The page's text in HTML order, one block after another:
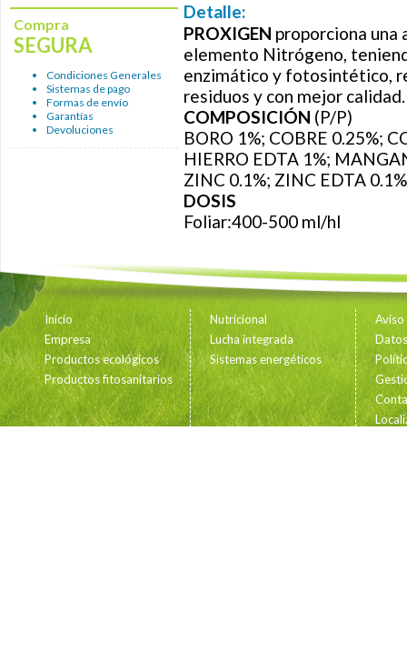
Compra
SEGURA
Condiciones Generales
Sistemas de pago
Formas de envío
Garantías
Devoluciones
Detalle:
PROXIGEN proporciona una
elemento Nitrógeno,
enzimático y fotosintético,
residuos y con mejor calidad.
COMPOSICIÓN (P/P)
BORO 1%; COBRE 0.25%;
HIERRO EDTA 1%;
ZINC 0.1%; ZINC EDTA 0.1%
DOSIS
Foliar:400-500 ml/hl
Inicio
Empresa
Productos ecológicos
Productos fitosanitarios
Nutricional
Lucha integrada
Sistemas energéticos
Aviso